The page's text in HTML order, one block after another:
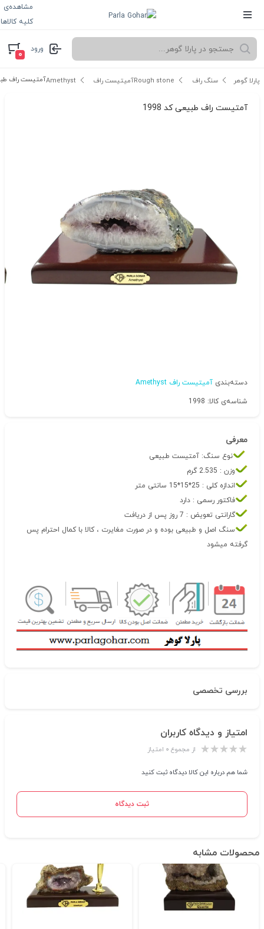
مشاهده‌ی
کلیه کالاها
ورود
۰
پارلا گوهر سنگ راف Rough stone آمیتیست راف Amethyst آمتیست راف
آمتیست راف طبیعی کد 1998
دسته‌بندی آمیتیست راف Amethyst
شناسه‌ی کالا: 1998
معرفی
نوع سنگ: آمتیست طبیعی
وزن : 2.535 گرم
اندازه کلی : 25*15*15 سانتی متر
فاکتور رسمی : دارد
گارانتی تعویض : 7 روز پس از دریافت
سنگ اصل و طبیعی بوده و در صورت مغایرت ، کالا با کمال احترام پس
گرفته میشود
بررسی تخصصی
امتیاز و دیدگاه کاربران
از مجموع ۰ امتیاز
شما هم درباره این کالا دیدگاه ثبت کنید
ثبت دیدگاه
محصولات مشابه